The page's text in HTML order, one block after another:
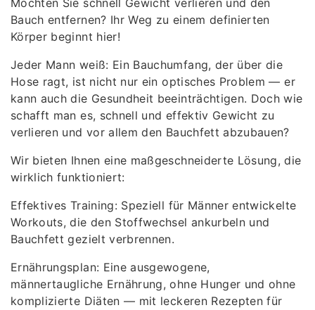
Bauch entfernen? Ihr Weg zu einem definierten
Körper beginnt hier!
Jeder Mann weiß: Ein Bauchumfang, der über die
Hose ragt, ist nicht nur ein optisches Problem — er
kann auch die Gesundheit beeinträchtigen. Doch wie
schafft man es, schnell und effektiv Gewicht zu
verlieren und vor allem den Bauchfett abzubauen?
Wir bieten Ihnen eine maßgeschneiderte Lösung, die
wirklich funktioniert:
Effektives Training: Speziell für Männer entwickelte
Workouts, die den Stoffwechsel ankurbeln und
Bauchfett gezielt verbrennen.
Ernährungsplan: Eine ausgewogene,
männertaugliche Ernährung, ohne Hunger und ohne
komplizierte Diäten — mit leckeren Rezepten für